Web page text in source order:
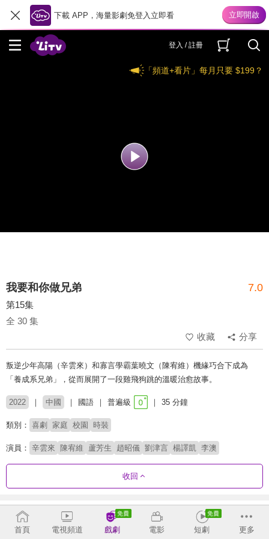
下載 APP，海量影劇免登入立即看
登入 / 註冊
「頻道+看片」每月只要 $199？
我要和你做兄弟 7.0
第15集
全 30 集
收藏
分享
叛逆少年高陽（辛雲來）和寡言學霸葉曉文（陳宥維）機緣巧合下成為
「養成系兄弟」，從而展開了一段雞飛狗跳的溫暖治愈故事。
2022 中國 國語 普遍級 35 分鐘
類別： 喜劇 家庭 校園 時裝
演員： 辛雲來 陳宥維 蘆芳生 趙昭儀 劉津言 楊譯凱 李澳
收回
劇集列表
正序
首頁
電視頻道 戲劇 電影 短劇 更多